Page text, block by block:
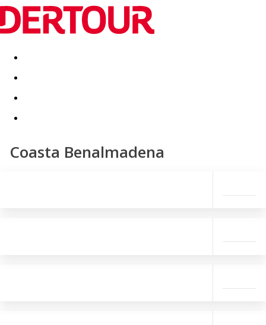
Destinatii Vacanta perfecta OFERTE DE NERATAT
Coasta Benalmadena